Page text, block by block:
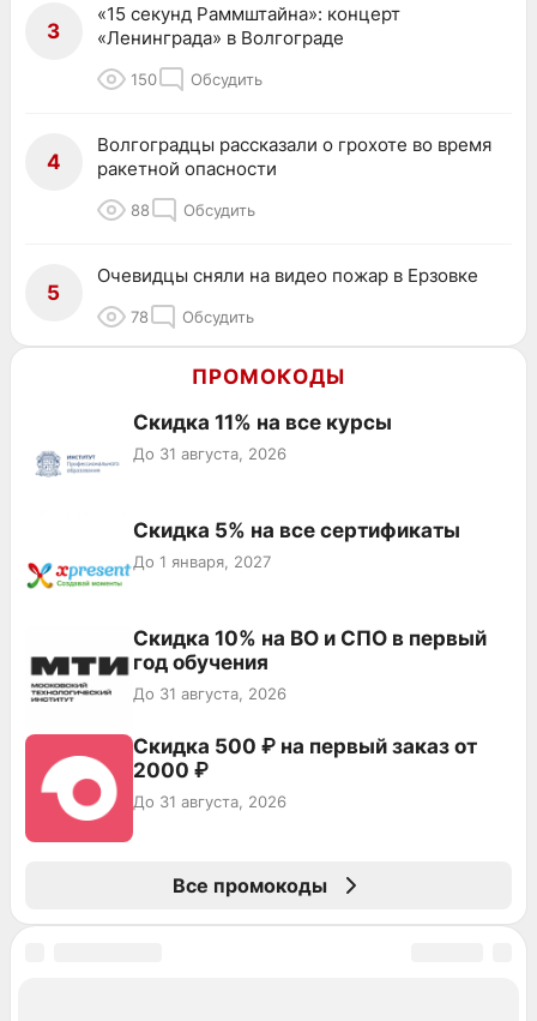
3
«15 секунд Раммштайна»: концерт
«Ленинграда» в Волгограде
150 Обсудить
4
Волгоградцы рассказали о грохоте во время
ракетной опасности
88 Обсудить
5
Очевидцы сняли на видео пожар в Ерзовке
78 Обсудить
ПРОМОКОДЫ
Скидка 11% на все курсы
До 31 августа, 2026
Скидка 5% на все сертификаты
До 1 января, 2027
Скидка 10% на ВО и СПО в первый
год обучения
До 31 августа, 2026
Скидка 500 ₽ на первый заказ от
2000 ₽
До 31 августа, 2026
Все промокоды